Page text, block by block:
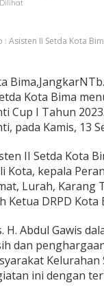
: Asisten II Setda Kota
Kota Bima
Cup I Tahun
pada Kamis, 13
II Setda Kota
Kota, kepala
Lurah, Karang
Ketua DRPD Kota
H. Abdul Gawis
dan
ini dengan